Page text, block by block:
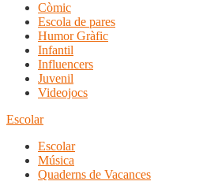
Còmic
Escola de pares
Humor Gràfic
Infantil
Influencers
Juvenil
Videojocs
Escolar
Escolar
Música
Quaderns de Vacances